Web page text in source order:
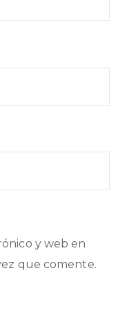
y web en
que comente.